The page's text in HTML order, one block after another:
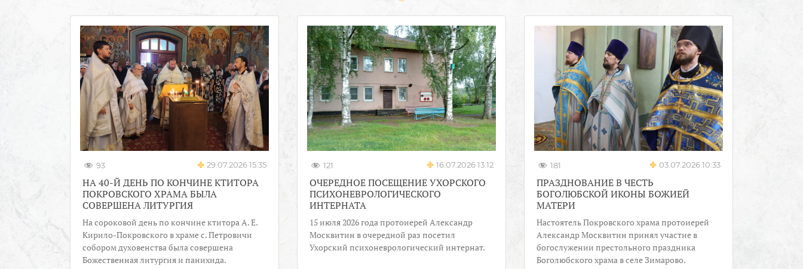
93 29.07.2026 15:35
НА 40-Й ДЕНЬ ПО КОНЧИНЕ КТИТОРА
ПОКРОВСКОГО ХРАМА БЫЛА
СОВЕРШЕНА ЛИТУРГИЯ
На сороковой день по кончине ктитора А. Е.
Кирило-Покровского в храме с. Петровичи
собором духовенства была совершена
Божественная литургия и панихида.
121 16.07.2026 13:12
ОЧЕРЕДНОЕ ПОСЕЩЕНИЕ УХОРСКОГО
ПСИХОНЕВРОЛОГИЧЕСКОГО
ИНТЕРНАТА
15 июля 2026 года протоиерей Александр
Москвитин в очередной раз посетил
Ухорский психоневрологический интернат.
181 03.07.2026 10:33
ПРАЗДНОВАНИЕ В ЧЕСТЬ
БОГОЛЮБСКОЙ ИКОНЫ БОЖИЕЙ
МАТЕРИ
Настоятель Покровского храма протоиерей
Александр Москвитин принял участие в
богослужении престольного праздника
Боголюбского храма в селе Зимарово.